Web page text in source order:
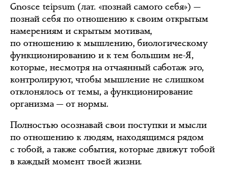
Gnosce teipsum (лат. «познай самого себя») —
познай себя по отношению к своим открытым
намерениям и скрытым мотивам,
по отношению к мышлению, биологическому
функционированию и к тем большим не-Я,
которые, несмотря на отчаянный саботаж эго,
контролируют, чтобы мышление не слишком
отклонялось от темы, а функционирование
организма — от нормы.
Полностью осознавай свои поступки и мысли
по отношению к людям, находящимся рядом
с тобой, а также события, которые движут тобой
в каждый момент твоей жизни.